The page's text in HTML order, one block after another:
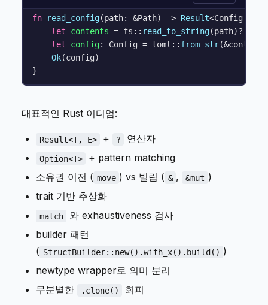
fn read_config(path: &Path) -> Result<Config,
let
contents = fs:: read_to_string(path)?;
let
config: Config = toml:: from_str
Ok(config)
대표적인 Rust 이디엄:
Result<T, E> + ? 연산자
Option<T>
+ pattern matching
소유권 이전 ( move ) vs 빌림 ( & , &mut )
trait 기반 추상화
match
와 exhaustiveness 검사
builder 패턴
( StructBuilder::new().with_x().build() )
newtype wrapper로 의미 분리
무분별한
.clone() 회피